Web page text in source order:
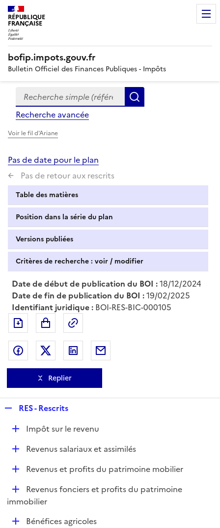
RÉPUBLIQUE
FRANÇAISE
bofip.impots.gouv.fr
Bulletin Officiel des Finances Publiques - Impôts
Formulaire
de
recherche
Recherche simple (références, mots clés, partie du
Recherche avancée
Voir le fil d'Ariane
Pas de date pour le plan
Pas de retour aux rescrits
Table des matières
Position dans la série du plan
Versions publiées
Critères de recherche : voir / modifier
Date de début de publication du BOI :18/12/2024
Date de fin de publication du BOI :19/02/2025
Identifiant juridique : BOI-RES-BIC-000105
Exporter le document au format pdf
Partager sur Facebook
Partager sur Twitter
Partager sur LinkedIn
Replier
p
l
i
e
RES - Rescrits
D
r
Impôt sur le revenu
D
e
Revenus salariaux et assimilés
D
l
Revenus et profits du patrimoine mobilier
D
é
Revenus fonciers et profits du patrimoine
immobilier
DBénéfices agricoles